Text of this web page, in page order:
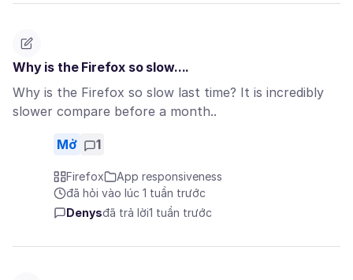
Why is the Firefox so slow....
Why is the Firefox so slow last time? It is incredibly
slower compare before a month..
Mở 1
Firefox
App responsiveness
đã hỏi vào lúc 1 tuần trước
Denysđã trả lời1 tuần trước